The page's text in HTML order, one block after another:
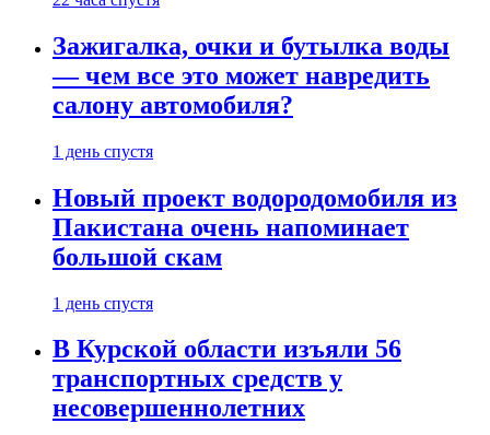
Зажигалка, очки и бутылка воды
— чем все это может навредить
салону автомобиля?
1 день спустя
Новый проект водородомобиля из
Пакистана очень напоминает
большой скам
1 день спустя
В Курской области изъяли 56
транспортных средств у
несовершеннолетних